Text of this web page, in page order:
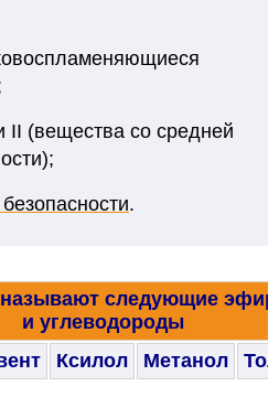
II (вещества со средней
.
называют следующие
и углеводороды
Ксилол Метанол